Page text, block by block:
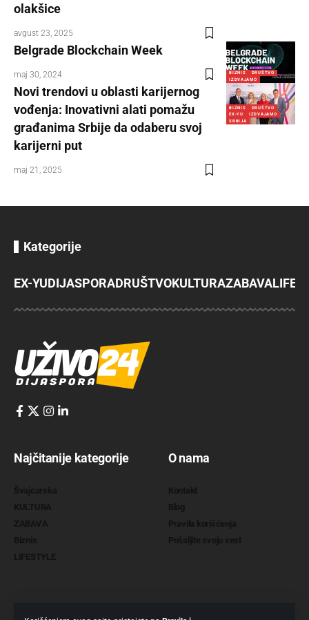
olakšice
avgust 23, 2025
BIZNIS
DRUŠTVO
IZDVAJAMO
Belgrade Blockchain Week
maj 30, 2024
BIZNIS
DRUŠTVO
EX-YU
IZDVAJAMO
SRBIJA
Novi trendovi u oblasti karijernog
vođenja: Inovativni alati pomažu
građanima Srbije da odaberu svoj
karijerni put
maj 21, 2025
Kategorije
EX-YUDIJASPORADRUŠTVOKULTURAZABAVA
Najčitanije kategorije O nama